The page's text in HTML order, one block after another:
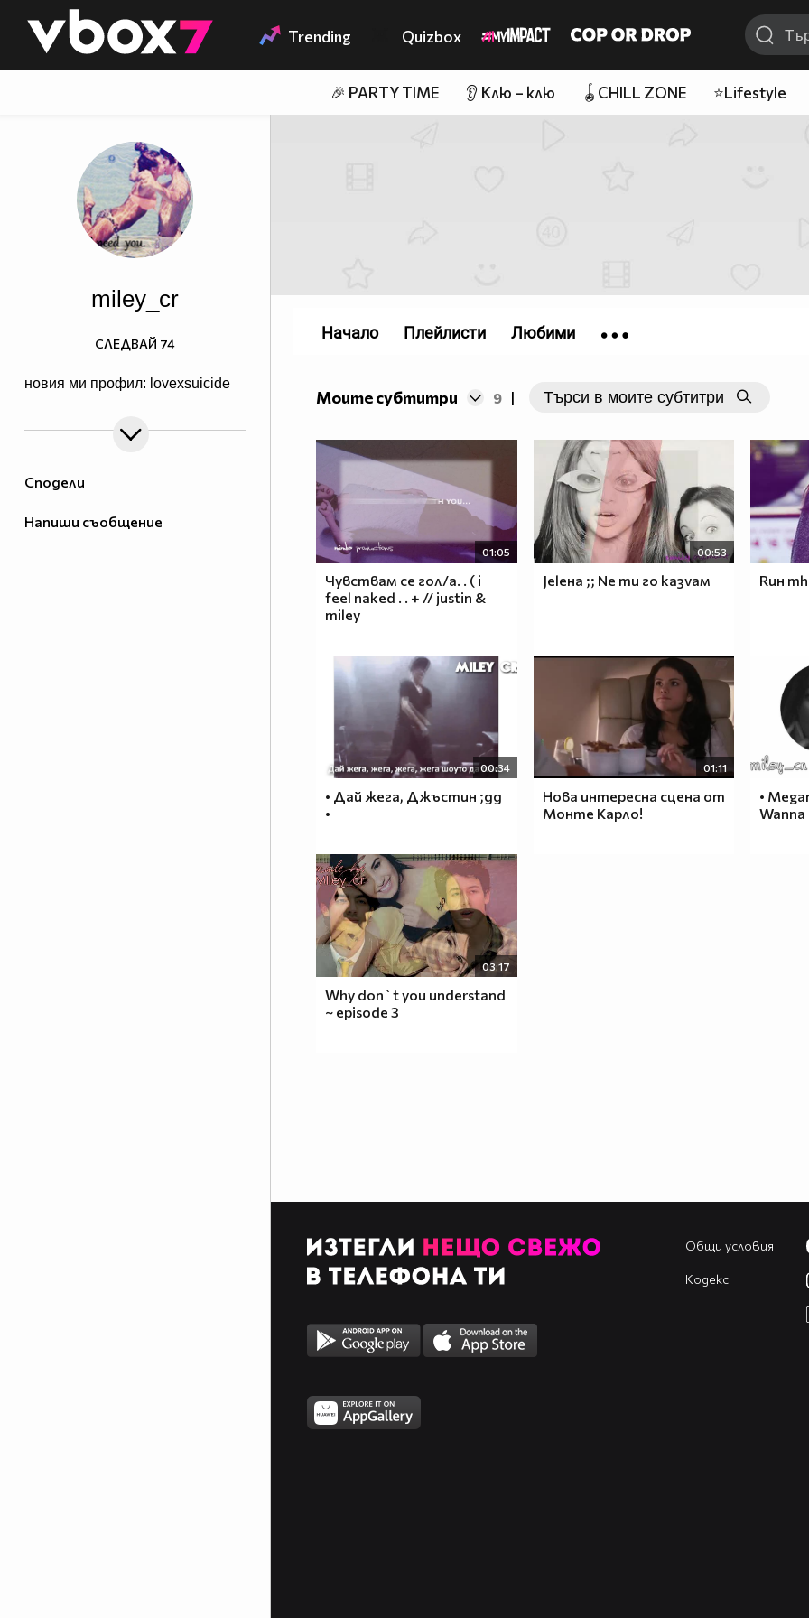
👾 Trending Quizbox
🎉 PARTY TIME 👂 Клю – клю 🪀CHILL ZONE ⭐Lifestyle
Сподели
Напиши съобщение
miley_cr
новия ми профил: lovexsuicide
СЛЕДВАЙ 74
Моите субтитри 9 |
01:05
Чувствам се гол/а. . ( i
feel naked . . + // justin &
miley
00:53
Jeleнa ;; Ne тu гo kaзvaм Ruн
00:34
• Дай жега, Джъстин ;дд
•
01:11
Нова интересна сцена от
Монте Карло!
•
Wanna
03:17
Why don`t you understand
~ episode 3
Начало Плейлисти Любими
Общи условия
Кодекс